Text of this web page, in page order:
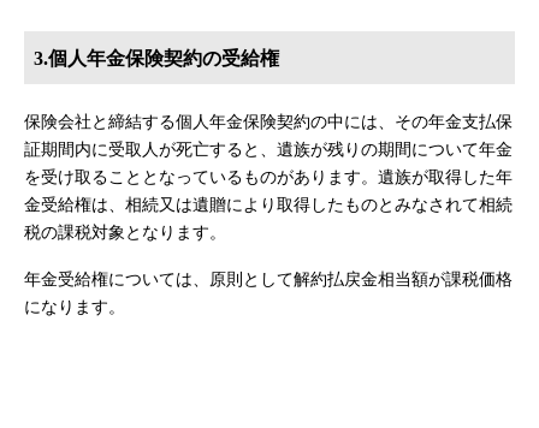
3.個人年金保険契約の受給権
保険会社と締結する個人年金保険契約の中には、その年金支払保
証期間内に受取人が死亡すると、遺族が残りの期間について年金
を受け取ることとなっているものがあります。遺族が取得した年
金受給権は、相続又は遺贈により取得したものとみなされて相続
税の課税対象となります。
年金受給権については、原則として解約払戻金相当額が課税価格
になります。